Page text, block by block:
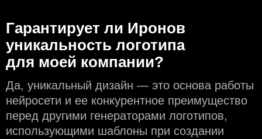
Гарантирует ли Иронов
уникальность логотипа
для моей компании?
Да, уникальный дизайн — это основа работы
нейросети и еe конкурентное преимущество
перед другими генераторами логотипов,
использующими шаблоны при создании